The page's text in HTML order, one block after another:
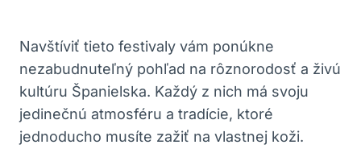
Navštíviť tieto festivaly vám ponúkne
nezabudnuteľný pohľad na rôznorodosť a živú
kultúru Španielska. Každý z nich má svoju
jedinečnú atmosféru a tradície, ktoré
jednoducho musíte zažiť na vlastnej koži.